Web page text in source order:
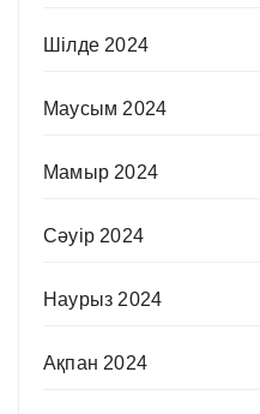
Шілде 2024
Маусым 2024
Мамыр 2024
Сәуір 2024
Наурыз 2024
Ақпан 2024